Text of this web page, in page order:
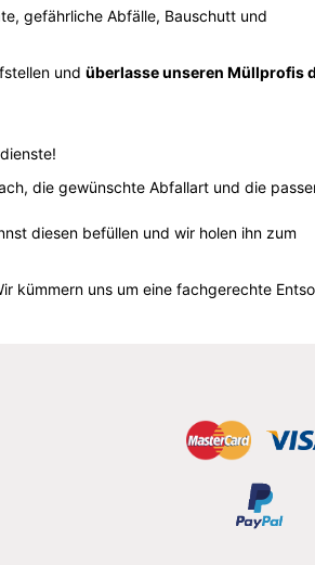
gefährliche Abfälle, Bauschutt und
und überlasse unseren Müllprofis
die gewünschte Abfallart und die
diesen befüllen und wir holen ihn zum
kümmern uns um eine fachgerechte